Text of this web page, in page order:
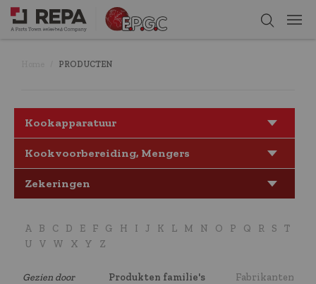
PRODUCTEN
Kookapparatuur
Kookvoorbereiding, Mengers
Zekeringen
A B C D E F G H I J K L M N O P Q R S
T
U
V W X Y Z
Gezien door Produkten familie's
Fabrikanten